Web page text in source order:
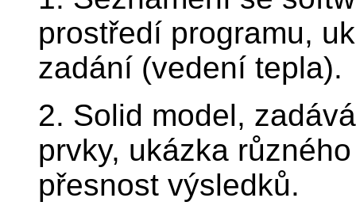
prostředí programu,
zadání (vedení tepla).
2. Solid model,
prvky, ukázka
přesnost výsledků.